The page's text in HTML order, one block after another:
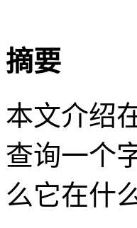
摘要
本文介绍
查询一个
么它在什